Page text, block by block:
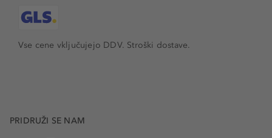
Vse cene vključujejo DDV. Stroški dostave.
PRIDRUŽI SE NAM